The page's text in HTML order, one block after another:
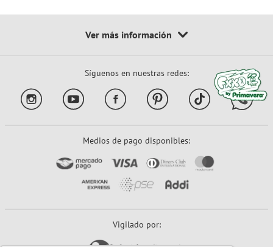
Síguenos en nuestras redes:
Medios de pago disponibles:
Vigilado por: